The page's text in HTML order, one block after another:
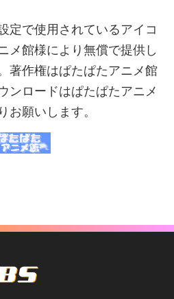
定で使用されているアイコ
メ館様により無償で提供し
著作権はぱたぱたアニメ館
ンロードはぱたぱたアニメ
お願いします。